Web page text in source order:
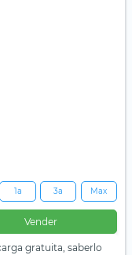
1a 3a Max
Vender
gratuita, saberlo